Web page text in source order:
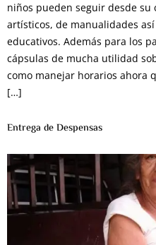
niños pueden seguir desde su
artísticos, de manualidades
educativos. Además para los
cápsulas de mucha utilidad
como manejar horarios ahora
[…]
Entrega de Despensas